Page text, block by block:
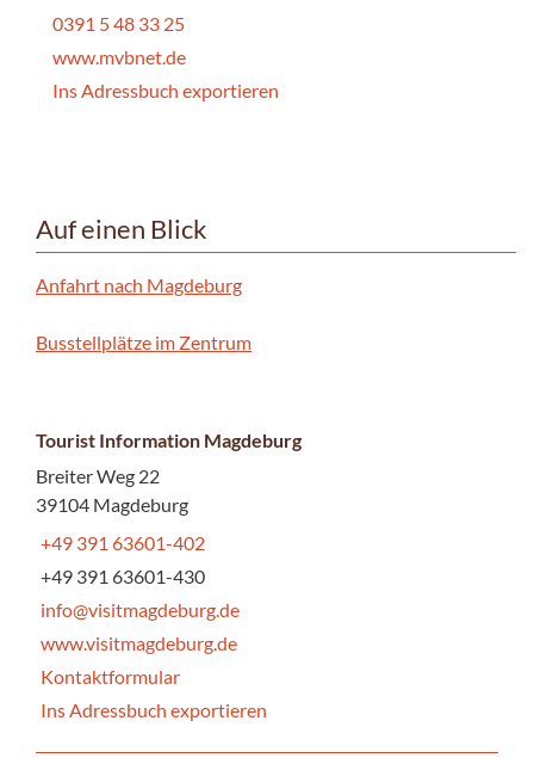
0391 5 48 33 25
www.mvbnet.de
Ins Adressbuch exportieren
Auf einen Blick
Anfahrt nach Magdeburg
Busstellplätze im Zentrum
Tourist Information Magdeburg
Breiter Weg 22
39104 Magdeburg
+49 391 63601-402
+49 391 63601-430
info@visitmagdeburg.de
www.visitmagdeburg.de
Kontaktformular
Ins Adressbuch exportieren